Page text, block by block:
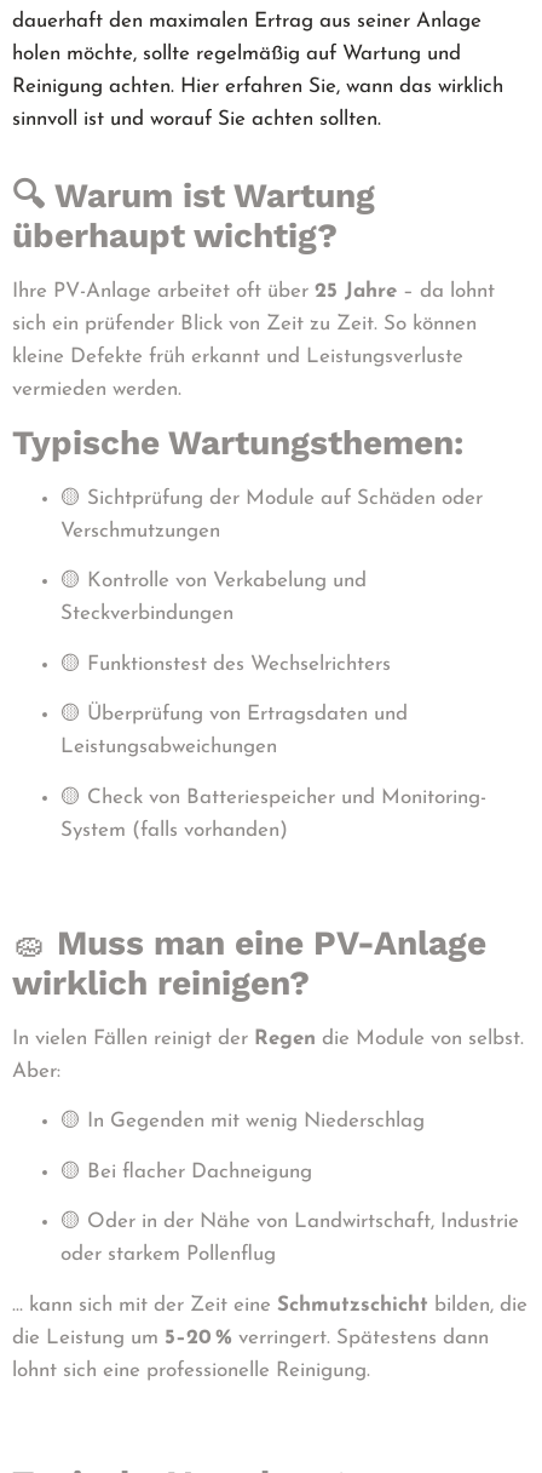
dauerhaft den maximalen Ertrag aus seiner Anlage
holen möchte, sollte regelmäßig auf Wartung und
Reinigung achten. Hier erfahren Sie, wann das wirklich
sinnvoll ist und worauf Sie achten sollten.
🔍 Warum ist Wartung
überhaupt wichtig?
Ihre PV-Anlage arbeitet oft über 25 Jahre – da lohnt
sich ein prüfender Blick von Zeit zu Zeit. So können
kleine Defekte früh erkannt und Leistungsverluste
vermieden werden.
Typische Wartungsthemen:
🟡 Sichtprüfung der Module auf Schäden oder
Verschmutzungen
🟡 Kontrolle von Verkabelung und
Steckverbindungen
🟡 Funktionstest des Wechselrichters
🟡 Überprüfung von Ertragsdaten und
Leistungsabweichungen
🟡 Check von Batteriespeicher und Monitoring-
System (falls vorhanden)
🧽 Muss man eine PV-Anlage
wirklich reinigen?
In vielen Fällen reinigt der Regen die Module von selbst.
Aber:
🟡 In Gegenden mit wenig Niederschlag
🟡 Bei flacher Dachneigung
🟡 Oder in der Nähe von Landwirtschaft, Industrie
oder starkem Pollenflug
… kann sich mit der Zeit eine Schmutzschicht bilden, die
die Leistung um 5–20 % verringert. Spätestens dann
lohnt sich eine professionelle Reinigung.